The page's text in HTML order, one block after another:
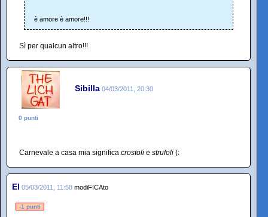
è amore è amore!!!
Sì per qualcun altro!!!
Sibilla 04/03/2011, 20:30
0 punti
Carnevale a casa mia significa crostoli e strufoli (:
El 05/03/2011, 11:58 modiFICAto
-1 punti